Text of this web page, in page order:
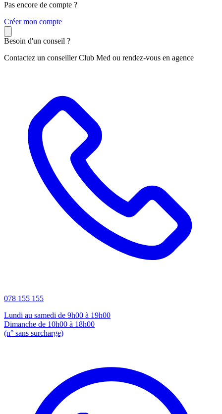
Pas encore de compte ?
Créer mon compte
Besoin d'un conseil ?
Contactez un conseiller Club Med ou rendez-vous en agence
078 155 155
Lundi au samedi de 9h00 à 19h00
Dimanche de 10h00 à 18h00
(n° sans surcharge)